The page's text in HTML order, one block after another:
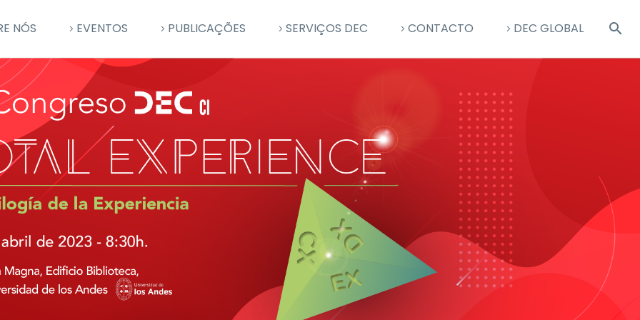
NÓS EVENTOS PUBLICAÇÕES SERVIÇOS DEC CONTACTO DEC GLOBAL